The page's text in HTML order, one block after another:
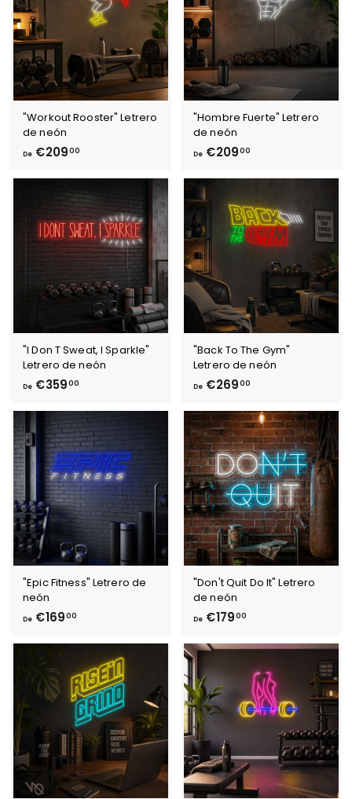
9
0
"Workout Rooster" Letrero
de neón
De €20900
2
0
9
,
0
0
"Hombre Fuerte" Letrero
de neón
De €20900
2
0
9
"I Don T Sweat, I Sparkle"
Letrero de neón
De €35900
€
3
5
9
,
0
0
"Back To The Gym"
Letrero de neón
De €26900
€
2
6
9
,
0
0
"Epic Fitness" Letrero de
neón
De €16900
1
6
9
,
0
0
"Don't Quit Do It" Letrero
de neón
De €17900
€
7
9
,
0